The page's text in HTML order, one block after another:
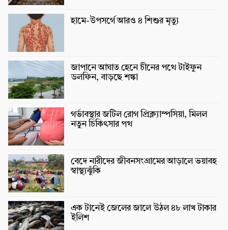
হামে-উপসর্গে আরও ৪ শিশুর মৃত্যু
জাপানে আঘাত হেনে চীনের পথে টাইফুন
ডলফিন, বাড়ছে শঙ্কা
গর্ভাবস্থার জটিল রোগ প্রিক্ল্যাম্পসিয়া, মিলল
নতুন চিকিৎসার পথ
বেদে নারীদের জীবনসংগ্রামের আড়ালে ভয়াবহ
স্বাস্থ্যঝুঁকি
এক টানেই জেলের জালে উঠল ৪৮ লাখ টাকার
ইলিশ